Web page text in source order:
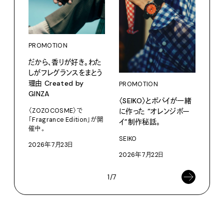
PROMOTION
だから、香りが好き。わた
しがフレグランスをまとう
理由 Created by
GINZA
〈ZOZOCOSME〉で
「Fragrance Edition」が開
催中。
2026年7月23日
PROMOTION
〈SEIKO〉とポパイが一緒
に作った “オレンジボー
イ”制作秘話。
SEIKO
2026年7月22日
1/7